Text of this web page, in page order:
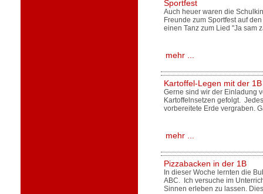
Sportfest
Auch heuer waren die
Freunde zum Sportfest auf
einen Tanz zum Lied "Ja sam
mehr ...
Kartoffel-Legen mit der
Gerne sind wir der Einladung
Kartoffelnsetzen gefolgt.
vorbereitete Erde vergraben.
mehr ...
Pizzabacken in der 1B
In dieser Woche lernten die
ABC. Ich versuche im
Sinnen erleben zu lassen.